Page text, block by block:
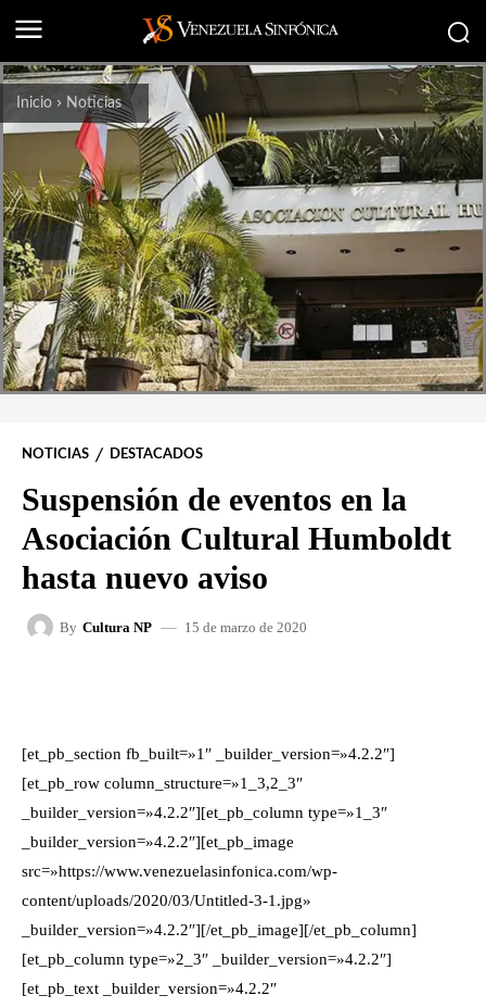
Inicio Noticias
NOTICIAS DESTACADOS
Suspensión de eventos en la
Asociación Cultural Humboldt
hasta nuevo aviso
By Cultura NP 15 de marzo de 2020
[et_pb_section fb_built=»1″ _builder_version=»4.2.2″]
[et_pb_row column_structure=»1_3,2_3″
_builder_version=»4.2.2″][et_pb_column type=»1_3″
_builder_version=»4.2.2″][et_pb_image
src=»https://www.venezuelasinfonica.com/wp-
content/uploads/2020/03/Untitled-3-1.jpg»
_builder_version=»4.2.2″][/et_pb_image][/et_pb_column]
[et_pb_column type=»2_3″ _builder_version=»4.2.2″]
[et_pb_text _builder_version=»4.2.2″